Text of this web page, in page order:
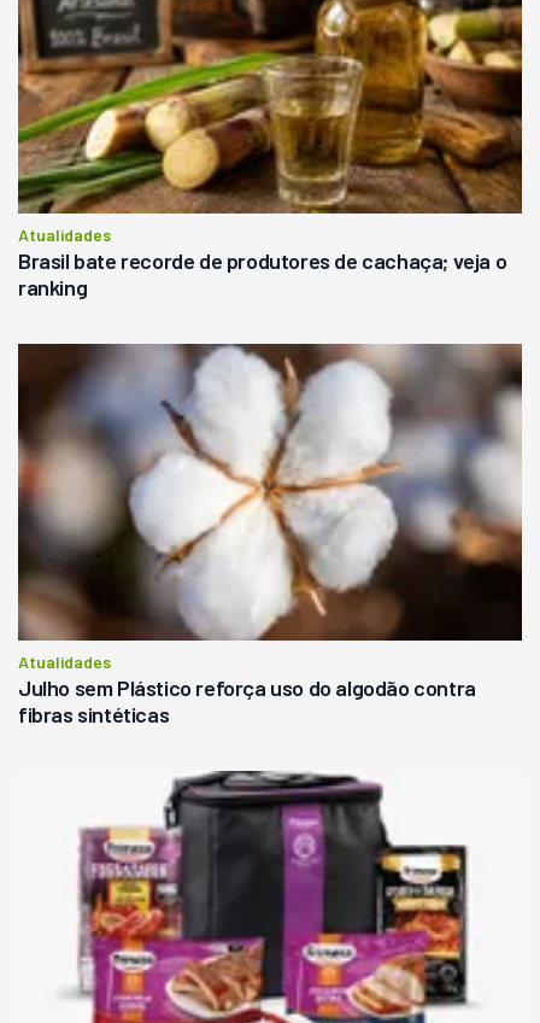
Atualidades
Brasil bate recorde de produtores de cachaça; veja o
ranking
Atualidades
Julho sem Plástico reforça uso do algodão contra
fibras sintéticas